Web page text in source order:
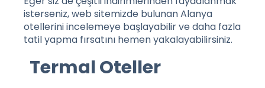
isterseniz, web sitemizde bulunanAlanya
otelleriniincelemeye başlayabilir ve daha fazla
tatil yapma fırsatını hemen yakalayabilirsiniz.
Termal Oteller